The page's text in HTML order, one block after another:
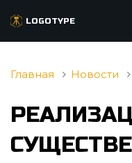
LOGOTYPE
Главная Новости